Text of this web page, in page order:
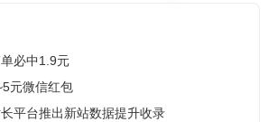
必中1.9元
元微信红包
平台推出新站数据提升收录